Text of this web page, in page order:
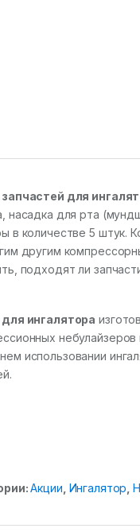
для
насадка для рта
в количестве 5 штук.
другим
подходят ли
ингалятора
использовании
Акции Ингалятор